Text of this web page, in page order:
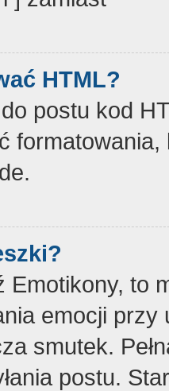
HTML?
postu kod
Emotikony, to
emocji
smutek.
postu.